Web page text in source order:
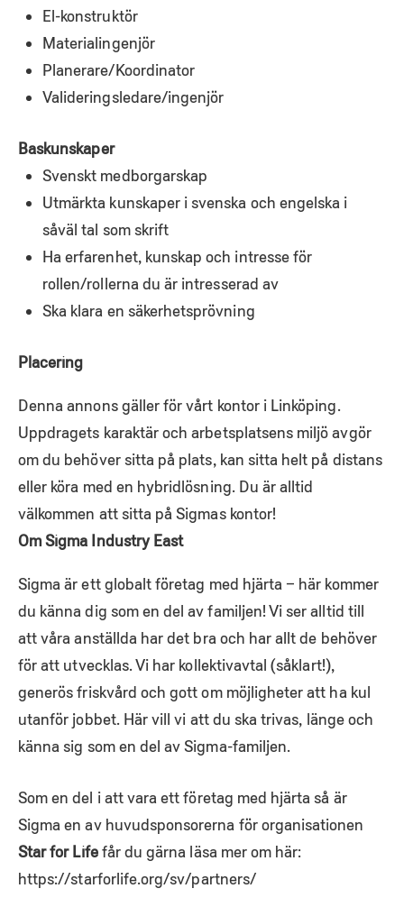
El-konstruktör
Materialingenjör
Planerare/Koordinator
Valideringsledare/ingenjör
Baskunskaper
Svenskt medborgarskap
Utmärkta kunskaper i svenska och engelska i
såväl tal som skrift
Ha erfarenhet, kunskap och intresse för
rollen/rollerna du är intresserad av
Ska klara en säkerhetsprövning
Placering
Denna annons gäller för vårt kontor i Linköping.
Uppdragets karaktär och arbetsplatsens miljö avgör
om du behöver sitta på plats, kan sitta helt på distans
eller köra med en hybridlösning. Du är alltid
välkommen att sitta på Sigmas kontor!
Om Sigma Industry East
Sigma är ett globalt företag med hjärta – här kommer
du känna dig som en del av familjen! Vi ser alltid till
att våra anställda har det bra och har allt de behöver
för att utvecklas. Vi har kollektivavtal (såklart!),
generös friskvård och gott om möjligheter att ha kul
utanför jobbet. Här vill vi att du ska trivas, länge och
känna sig som en del av Sigma-familjen.
Som en del i att vara ett företag med hjärta så är
Sigma en av huvudsponsorerna för organisationen
Star for Lifefår du gärna läsa mer om här:
https://starforlife.org/sv/partners/